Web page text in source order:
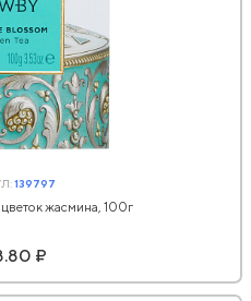
139797
жасмина, 100г
₽